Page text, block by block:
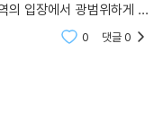
의 입장에서 광범위하게 설
다. 충분히 흥미롭다
0 댓글0